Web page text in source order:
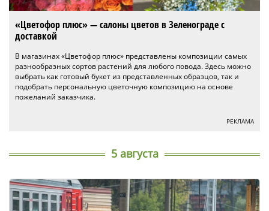
«Цветофор плюс» — салоны цветов в Зеленограде с
доставкой
В магазинах «Цветофор плюс» представлены композиции самых
разнообразных сортов растений для любого повода. Здесь можно
выбрать как готовый букет из представленных образцов, так и
подобрать персональную цветочную композицию на основе
пожеланий заказчика.
РЕКЛАМА
5 августа